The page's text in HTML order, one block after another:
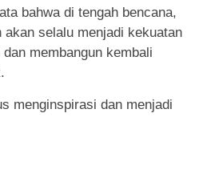
bahwa di tengah bencana,
selalu menjadi kekuatan
membangun kembali
menginspirasi dan menjadi